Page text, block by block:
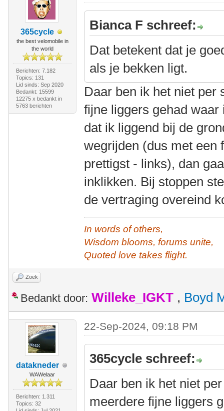
365cycle
the best velomobile in
the world
Berichten: 7.182
Topics: 131
Lid sinds: Sep 2020
Bedankt: 15599
12275 x bedankt in
5763 berichten
Bianca F schreef:
Dat betekent dat je
als je bekken ligt.
Daar ben ik het niet per
fijne liggers gehad
dat ik liggend bij de
wegrijden (dus met een
prettigst - links), dan
inklikken. Bij stoppen
de vertraging overeind
In words of others,
Wisdom blooms, forums unite,
Quoted love takes flight.
Zoek
Bedankt door: Willeke_IGKT , Boyd
datakneder
WAWelaar
Berichten: 1.311
Topics: 32
22-Sep-2024, 09:18 PM
365cycle schreef:
Daar ben ik het niet
meerdere fijne liggers